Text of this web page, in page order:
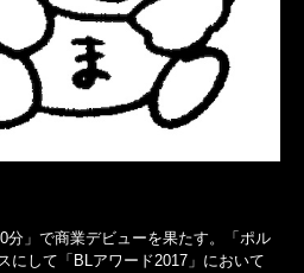
分」で商業デビューを果たす。「ポル
にして「BLアワード2017」において